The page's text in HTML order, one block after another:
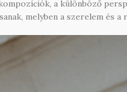
a különböző
melyben a szerelem és a